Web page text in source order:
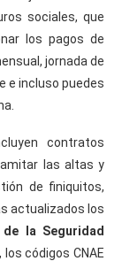
sociales, que
los pagos de
jornada de
e incluso puedes
contratos
las altas y
de finiquitos,
actualizados los
la Seguridad
, los códigos CNAE